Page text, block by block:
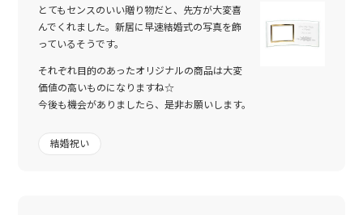
宜しくお願い致します。
とてもセンスのいい贈り物だと、先方が大変喜
んでくれました。新居に早速結婚式の写真を飾
っているそうです。
それぞれ目的のあったオリジナルの商品は大変
価値の高いものになりますね☆
今後も機会がありましたら、是非お願いします。
結婚祝い